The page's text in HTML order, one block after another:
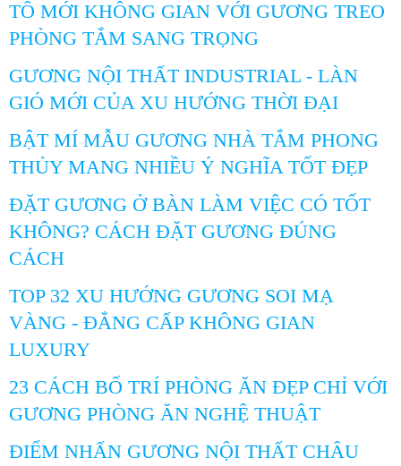
TÔ MỚI KHÔNG GIAN VỚI GƯƠNG TREO
PHÒNG TẮM SANG TRỌNG
GƯƠNG NỘI THẤT INDUSTRIAL - LÀN
GIÓ MỚI CỦA XU HƯỚNG THỜI ĐẠI
BẬT MÍ MẪU GƯƠNG NHÀ TẮM PHONG
THỦY MANG NHIỀU Ý NGHĨA TỐT ĐẸP
ĐẶT GƯƠNG Ở BÀN LÀM VIỆC CÓ TỐT
KHÔNG? CÁCH ĐẶT GƯƠNG ĐÚNG
CÁCH
TOP 32 XU HƯỚNG GƯƠNG SOI MẠ
VÀNG - ĐẲNG CẤP KHÔNG GIAN
LUXURY
23 CÁCH BỐ TRÍ PHÒNG ĂN ĐẸP CHỈ VỚI
GƯƠNG PHÒNG ĂN NGHỆ THUẬT
ĐIỂM NHẤN GƯƠNG NỘI THẤT CHÂU